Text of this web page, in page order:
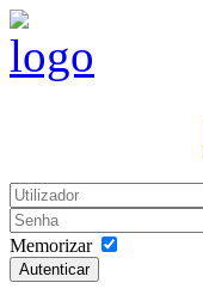
Memorizar
Autenticar